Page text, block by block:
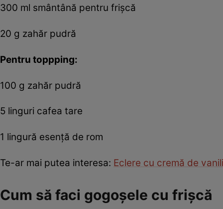
300 ml smântână pentru frişcă
20 g zahăr pudră
Pentru toppping:
100 g zahăr pudră
5 linguri cafea tare
1 lingură esenţă de rom
Te-ar mai putea interesa: Eclere cu cremă de
Cum să faci gogoşele cu frişcă